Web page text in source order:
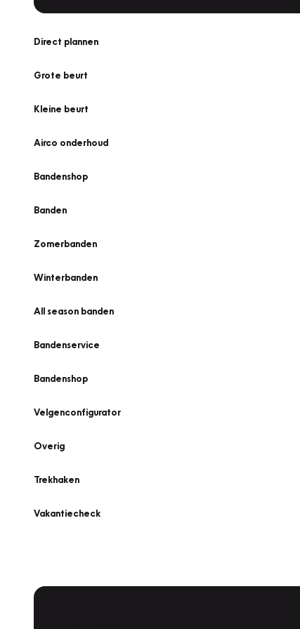
Direct plannen
Grote beurt
Kleine beurt
Airco onderhoud
Bandenshop
Banden
Zomerbanden
Winterbanden
All season banden
Bandenservice
Bandenshop
Velgenconfigurator
Overig
Trekhaken
Vakantiecheck